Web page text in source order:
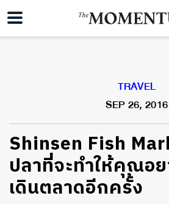
TRAVEL
SEP 26, 2016
Shinsen Fish
ปลาที่จะทำให้คุณอ
เดินตลาดอีกครั้ง